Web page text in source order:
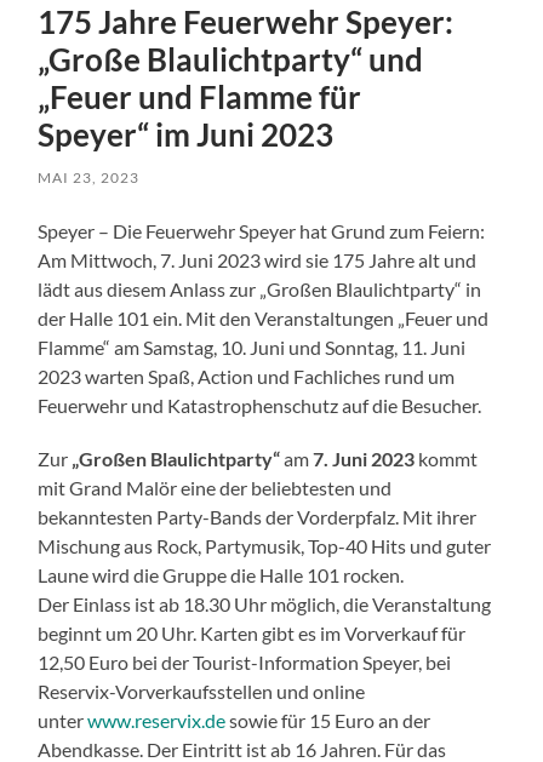
175 Jahre Feuerwehr Speyer:
„Große Blaulichtparty“ und
„Feuer und Flamme für
Speyer“ im Juni 2023
MAI 23, 2023
Speyer – Die Feuerwehr Speyer hat Grund zum Feiern:
Am Mittwoch, 7. Juni 2023 wird sie 175 Jahre alt und
lädt aus diesem Anlass zur „Großen Blaulichtparty“ in
der Halle 101 ein. Mit den Veranstaltungen „Feuer und
Flamme“ am Samstag, 10. Juni und Sonntag, 11. Juni
2023 warten Spaß, Action und Fachliches rund um
Feuerwehr und Katastrophenschutz auf die Besucher.
Zur „Großen Blaulichtparty“am7. Juni 2023 kommt
mit Grand Malör eine der beliebtesten und
bekanntesten Party-Bands der Vorderpfalz. Mit ihrer
Mischung aus Rock, Partymusik, Top-40 Hits und guter
Laune wird die Gruppe die Halle 101 rocken.
Der Einlass ist ab 18.30 Uhr möglich, die Veranstaltung
beginnt um 20 Uhr. Karten gibt es im Vorverkauf für
12,50 Euro bei der Tourist-Information Speyer, bei
Reservix-Vorverkaufsstellen und online
unterwww.reservix.desowie für 15 Euro an der
Abendkasse. Der Eintritt ist ab 16 Jahren. Für das